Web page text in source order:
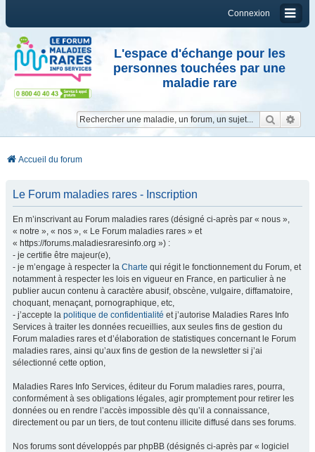
Connexion
L'espace d'échange pour les
personnes touchées par une
maladie rare
Accueil du forum
Le Forum maladies rares - Inscription
En m’inscrivant au Forum maladies rares (désigné ci-après par « nous »,
« notre », « nos », « Le Forum maladies rares » et
« https://forums.maladiesraresinfo.org ») :
- je certifie être majeur(e),
- je m’engage à respecter la Charte qui régit le fonctionnement du Forum, et
notamment à respecter les lois en vigueur en France, en particulier à ne
publier aucun contenu à caractère abusif, obscène, vulgaire, diffamatoire,
choquant, menaçant, pornographique, etc,
- j’accepte la politique de confidentialité et j’autorise Maladies Rares Info
Services à traiter les données recueillies, aux seules fins de gestion du
Forum maladies rares et d’élaboration de statistiques concernant le Forum
maladies rares, ainsi qu’aux fins de gestion de la newsletter si j’ai
sélectionné cette option,
Maladies Rares Info Services, éditeur du Forum maladies rares, pourra,
conformément à ses obligations légales, agir promptement pour retirer les
données ou en rendre l’accès impossible dès qu’il a connaissance,
directement ou par un tiers, de tout contenu illicite diffusé dans ses forums.
Nos forums sont développés par phpBB (désignés ci-après par « logiciel